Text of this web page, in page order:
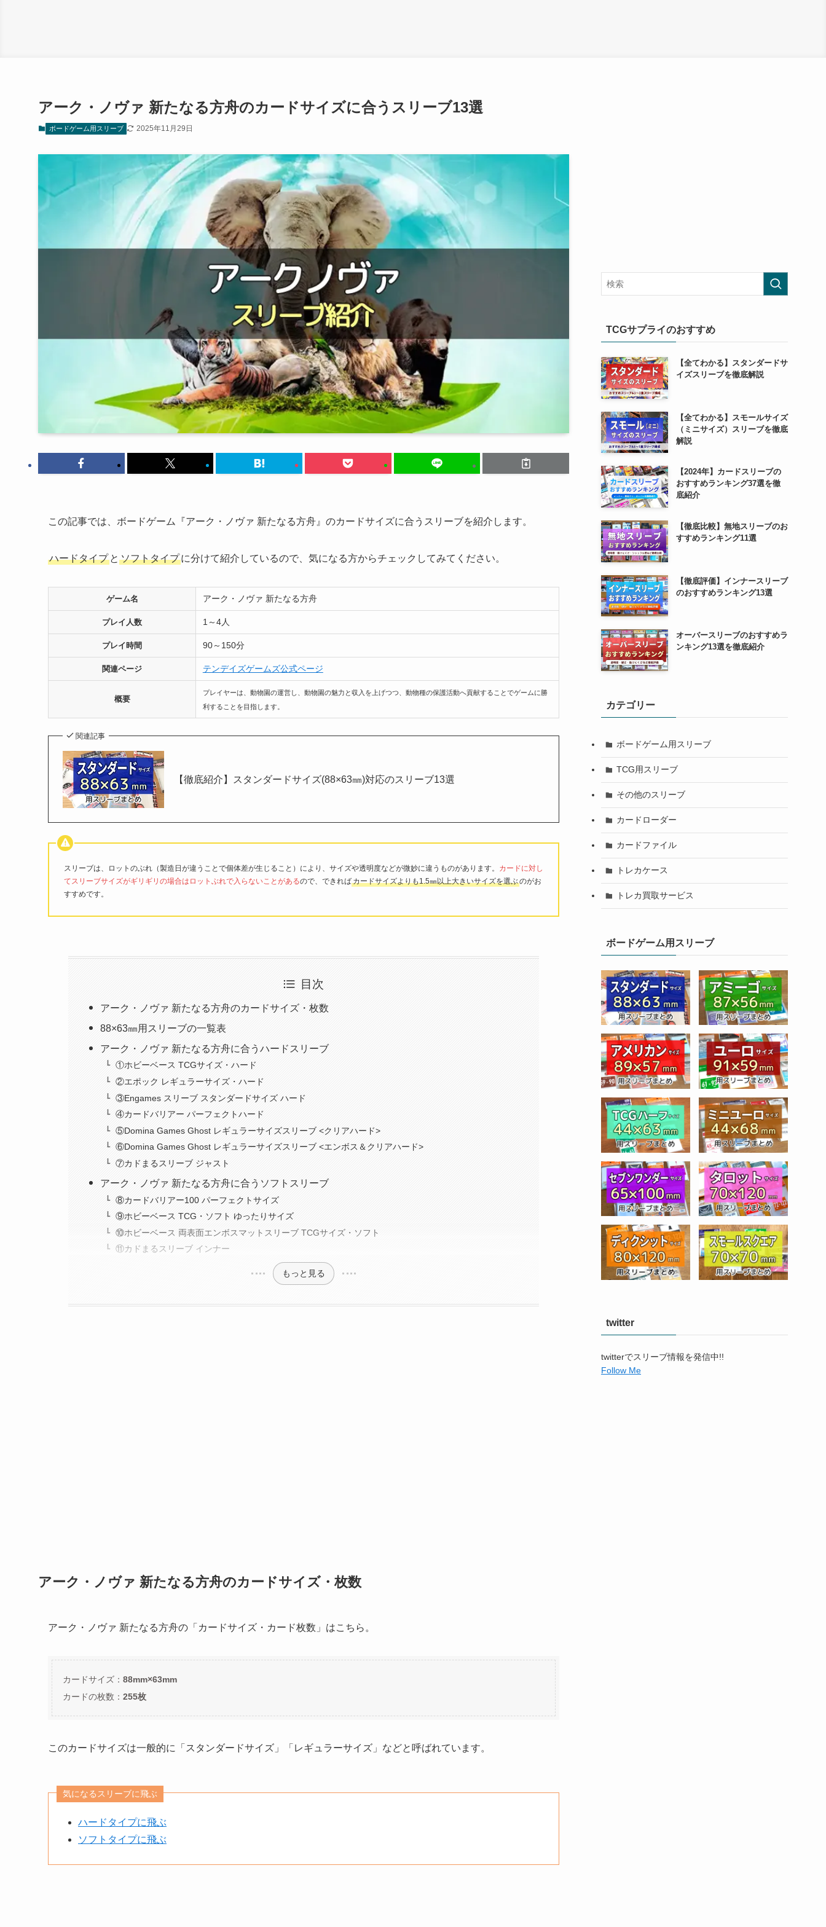
アーク・ノヴァ 新たなる方舟のカードサイズに合うスリーブ13選
ボードゲーム用スリーブ 2025年11月29日
この記事では、ボードゲーム『アーク・ノヴァ 新たなる方舟』のカードサイズに合うスリーブを紹介します。
ハードタイプ と ソフトタイプに分けて紹介しているので、気になる方からチェックしてみてください。
ゲーム名 アーク・ノヴァ 新たなる方舟
プレイ人数 1～4人
プレイ時間 90～150分
関連ページ テンデイズゲームズ公式ページ
概要
プレイヤーは、動物園の運営し、動物園の魅力と収入を上げつつ、動物種の保護活動へ貢献することでゲームに勝
利することを目指します。
関連記事
【徹底紹介】スタンダードサイズ(88×63㎜)対応のスリーブ13選
スリーブは、ロットのぶれ（製造日が違うことで個体差が生じること）により、サイズや透明度などが微妙に違うものがあります。 カードに対し
てスリーブサイズがギリギリの場合はロットぶれで入らないことがあるので、できればカードサイズよりも1.5㎜以上大きいサイズを選ぶのがお
すすめです。
目次
アーク・ノヴァ 新たなる方舟のカードサイズ・枚数
88×63㎜用スリーブの一覧表
アーク・ノヴァ 新たなる方舟に合うハードスリーブ
①ホビーベース TCGサイズ・ハード
②エポック レギュラーサイズ・ハード
③Engames スリーブ スタンダードサイズ ハード
④カードバリアー パーフェクトハード
⑤Domina Games Ghost レギュラーサイズスリーブ <クリアハード>
⑥Domina Games Ghost レギュラーサイズスリーブ <エンボス＆クリアハード>
⑦カドまるスリーブ ジャスト
アーク・ノヴァ 新たなる方舟に合うソフトスリーブ
⑧カードバリアー100 パーフェクトサイズ
⑨ホビーベース TCG・ソフト ゆったりサイズ
⑩ホビーベース 両表面エンボスマットスリーブ TCGサイズ・ソフト
⑪カドまるスリーブ インナー
もっと見る
アーク・ノヴァ 新たなる方舟のカードサイズ・枚数
アーク・ノヴァ 新たなる方舟の「カードサイズ・カード枚数」はこちら。
カードサイズ： 88mm×63mm
カードの枚数： 255枚
このカードサイズは一般的に「スタンダードサイズ」「レギュラーサイズ」などと呼ばれています。
気になるスリーブに飛ぶ
ハードタイプに飛ぶ
ソフトタイプに飛ぶ
TCGサプライのおすすめ
【全てわかる】スタンダードサ
イズスリーブを徹底解説
【全てわかる】スモールサイズ
（ミニサイズ）スリーブを徹底
解説
【2024年】カードスリーブの
おすすめランキング37選を徹
底紹介
【徹底比較】無地スリーブのお
すすめランキング11選
【徹底評価】インナースリーブ
のおすすめランキング13選
オーバースリーブのおすすめラ
ンキング13選を徹底紹介
カテゴリー
ボードゲーム用スリーブ
TCG用スリーブ
その他のスリーブ
カードローダー
カードファイル
トレカケース
トレカ買取サービス
ボードゲーム用スリーブ
twitter
twitterでスリーブ情報を発信中!!
Follow Me